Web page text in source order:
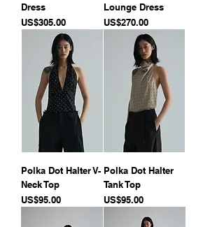
Dress
價格
US$305.00
Lounge Dress
價格
US$270.00
Polka Dot Halter V-
Neck Top
價格
US$95.00
Polka Dot Halter
Tank Top
價格
US$95.00